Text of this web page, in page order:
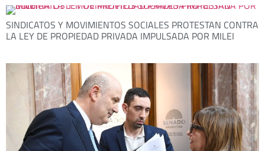
SINDICATOS Y MOVIMIENTOS SOCIALES PROTESTAN CONTRA
LA LEY DE PROPIEDAD PRIVADA IMPULSADA POR MILEI